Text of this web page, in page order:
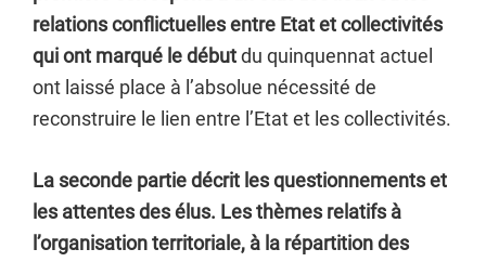
relations conflictuelles entre Etat et collectivités
qui ont marqué le débutdu quinquennat actuel
ont laissé place à l’absolue nécessité de
reconstruire le lien entre l’Etat et les collectivités.
La seconde partie décrit les questionnements et
les attentes des élus. Les thèmes relatifs à
l’organisation territoriale, à la répartition des